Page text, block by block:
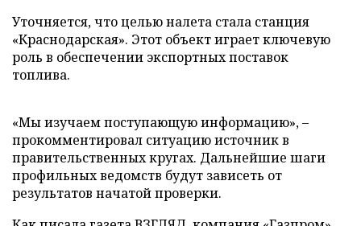
Уточняется, что целью налета стала станция
«Краснодарская». Этот объект играет ключевую
роль в обеспечении экспортных поставок
топлива.
«Мы изучаем поступающую информацию», –
прокомментировал ситуацию источник в
правительственных кругах. Дальнейшие шаги
профильных ведомств будут зависеть от
результатов начатой проверки.